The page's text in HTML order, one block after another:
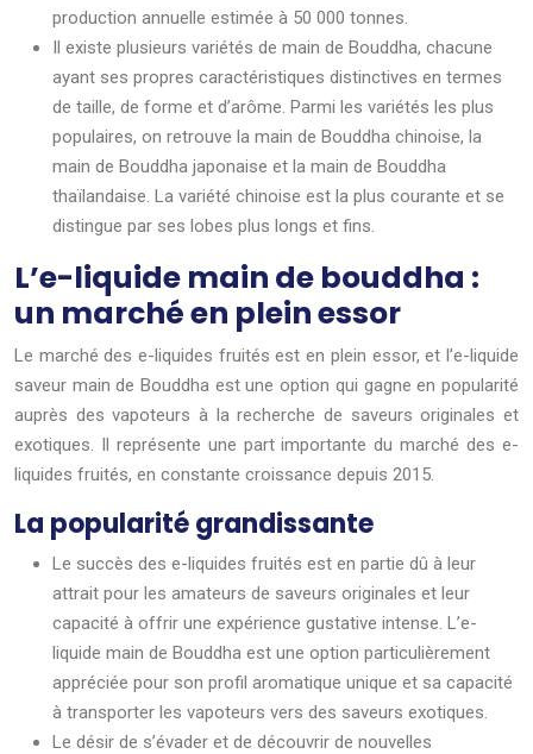
production annuelle estimée à 50 000 tonnes.
Il existe plusieurs variétés de main de Bouddha, chacune
ayant ses propres caractéristiques distinctives en termes
de taille, de forme et d’arôme. Parmi les variétés les plus
populaires, on retrouve la main de Bouddha chinoise, la
main de Bouddha japonaise et la main de Bouddha
thaïlandaise. La variété chinoise est la plus courante et se
distingue par ses lobes plus longs et fins.
L’e-liquide main de bouddha :
un marché en plein essor
Le marché des e-liquides fruités est en plein essor, et l’e-liquide
saveur main de Bouddha est une option qui gagne en popularité
auprès des vapoteurs à la recherche de saveurs originales et
exotiques. Il représente une part importante du marché des e-
liquides fruités, en constante croissance depuis 2015.
La popularité grandissante
Le succès des e-liquides fruités est en partie dû à leur
attrait pour les amateurs de saveurs originales et leur
capacité à offrir une expérience gustative intense. L’e-
liquide main de Bouddha est une option particulièrement
appréciée pour son profil aromatique unique et sa capacité
à transporter les vapoteurs vers des saveurs exotiques.
Le désir de s’évader et de découvrir de nouvelles